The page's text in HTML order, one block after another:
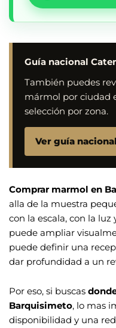
Guía nacional
También puedes
mármol por ciudad
selección por zona.
Ver guía
Comprar marmol en
alla de la muestra
con la escala, con la
puede ampliar
puede definir una
dar profundidad a un
Por eso, si buscas
Barquisimeto, lo mas
disponibilidad y una